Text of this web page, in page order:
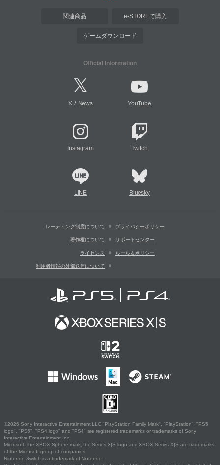
関連商品 e-STOREで購入
ゲームダウンロード
Official Information
X/ News YouTube
Instagram Twitch
LINE Bluesky
レーティング制度について プライバシーポリシー
著作権について サポートセンター
ライセンス ルール＆ポリシー
利用者情報の外部送信について
©2026 Sony Interactive Entertainment LLC."PlayStation Family Mark", "PlayStation", "PS5
logo", "PS5", "PS4 logo" and "PS4" are registered trademarks or trademarks of Sony
Interactive Entertainment Inc.
Microsoft, the XBOX Sphere mark, the Series X|S logo and XBOX Series X|S are trademarks
of the Microsoft group of companies.
Nintendo Switch is a trademark of Nintendo.